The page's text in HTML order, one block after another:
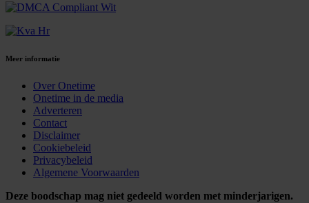
Meer informatie
Over Onetime
Onetime in de media
Adverteren
Contact
Disclaimer
Cookiebeleid
Privacybeleid
Algemene Voorwaarden
Deze boodschap mag niet gedeeld worden met minderjarigen.